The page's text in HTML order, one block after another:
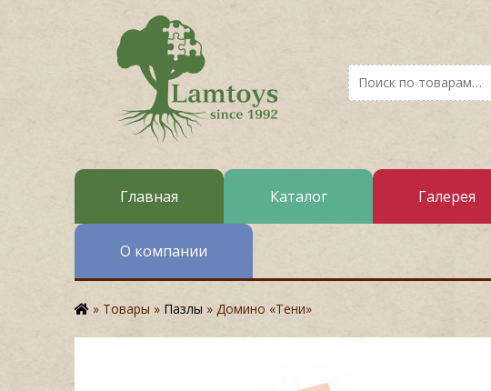
Искать:
Главная Каталог Галерея
О компании
» Товары » Пазлы » Домино «Тени»